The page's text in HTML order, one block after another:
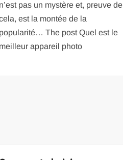
n’est pas un mystère et, preuve de
est la montée de la
popularité… The post Quel est le
meilleur appareil photo